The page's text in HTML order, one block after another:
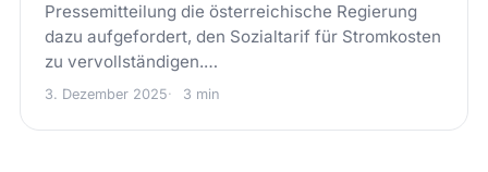
Pressemitteilung die österreichische Regierung
dazu aufgefordert, den Sozialtarif für Stromkosten
zu vervollständigen.…
3. Dezember 2025 3 min